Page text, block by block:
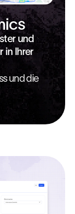
und
in Ihrer
und die